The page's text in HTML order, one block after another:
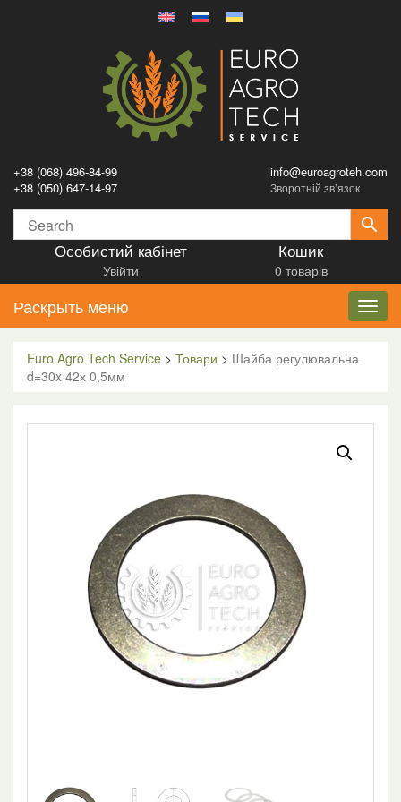
+38 (068) 496-84-99
+38 (050) 647-14-97
info@euroagroteh.com
Зворотній зв’язок
Особистий кабінет
Увійти
Кошик
0 товарів
Раскрыть меню
Euro Agro Tech Service > Товари > Шайба регулювальна
d=30x 42х 0,5мм